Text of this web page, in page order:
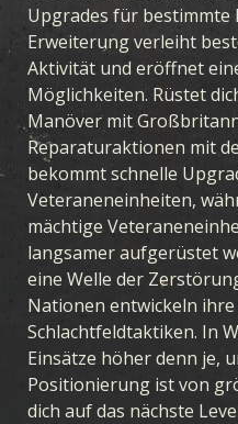
Upgrades für bestimmte
Erweiterung verleiht
Aktivität und eröffnet
Möglichkeiten. Rüstet
Manöver mit
Reparaturaktionen mit
bekommt schnelle
Veteraneneinheiten,
mächtige
langsamer aufgerüstet
eine Welle der
Nationen entwickeln
Schlachtfeldtaktiken. In
Einsätze höher denn je,
Positionierung ist von
dich auf das nächste